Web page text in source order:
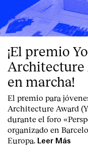
¡El premio
Architecture
en marcha!
El premio para
Architecture Award
durante el foro
organizado en
Europa. Leer Más